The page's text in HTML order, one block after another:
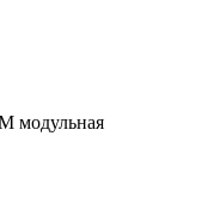
модульная